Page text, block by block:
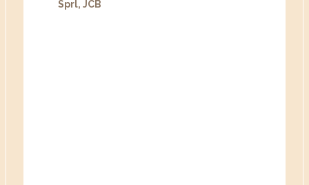
Sprl, JCB